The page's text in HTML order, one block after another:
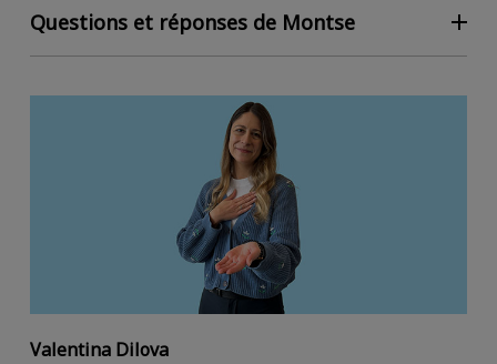
Questions et réponses de Montse
Valentina Dilova